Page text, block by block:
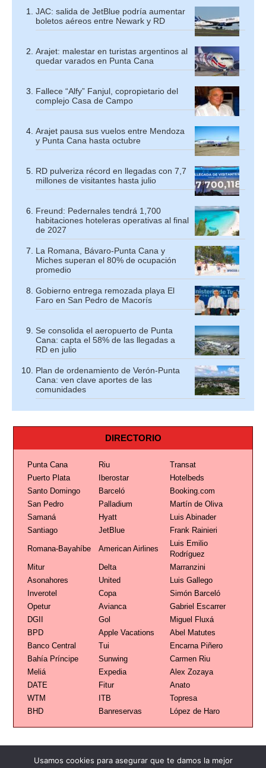
JAC: salida de JetBlue podría aumentar
boletos aéreos entre Newark y RD
Arajet: malestar en turistas argentinos al
quedar varados en Punta Cana
Fallece “Alfy” Fanjul, copropietario del
complejo Casa de Campo
Arajet pausa sus vuelos entre Mendoza
y Punta Cana hasta octubre
RD pulveriza récord en llegadas con 7,7
millones de visitantes hasta julio
Freund: Pedernales tendrá 1,700
habitaciones hoteleras operativas al final
de 2027
La Romana, Bávaro-Punta Cana y
Miches superan el 80% de ocupación
promedio
Gobierno entrega remozada playa El
Faro en San Pedro de Macorís
Se consolida el aeropuerto de Punta
Cana: capta el 58% de las llegadas a
RD en julio
Plan de ordenamiento de Verón-Punta
Cana: ven clave aportes de las
comunidades
DIRECTORIO
Punta Cana Riu
Transat
Puerto Plata
Iberostar
Hotelbeds
Santo Domingo
Barceló
Booking.com
San Pedro
Palladium
Martín de Oliva
Samaná
Hyatt
Luis Abinader
Santiago
JetBlue Frank Rainieri
Romana-Bayahíbe American Airlines
Luis Emilio
Rodríguez
Mitur
Delta
Marranzini
Asonahores
United
Luis Gallego
Inverotel
Copa
Simón Barceló
Opetur
Avianca
Gabriel Escarrer
DGII
Gol
Miguel Fluxá
BPD
Apple Vacations
Abel Matutes
Banco Central
Tui
Encarna Piñero
Bahía Príncipe
Sunwing
Carmen Riu
Meliá
Expedia
Alex Zozaya
DATE
Fitur
Anato
WTM
ITB
Topresa
BHD
Banreservas López de Haro
Usamos cookies para asegurar que te damos la mejor